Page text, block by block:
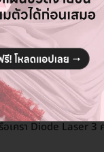
เครา Diode Laser 3